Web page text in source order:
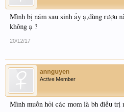
Mình bị nám sau sinh ấy ạ,dùng rượu
không ạ ?
20/12/17
annguyen
Active Member
Mình muốn hỏi các mom là bh điều trị